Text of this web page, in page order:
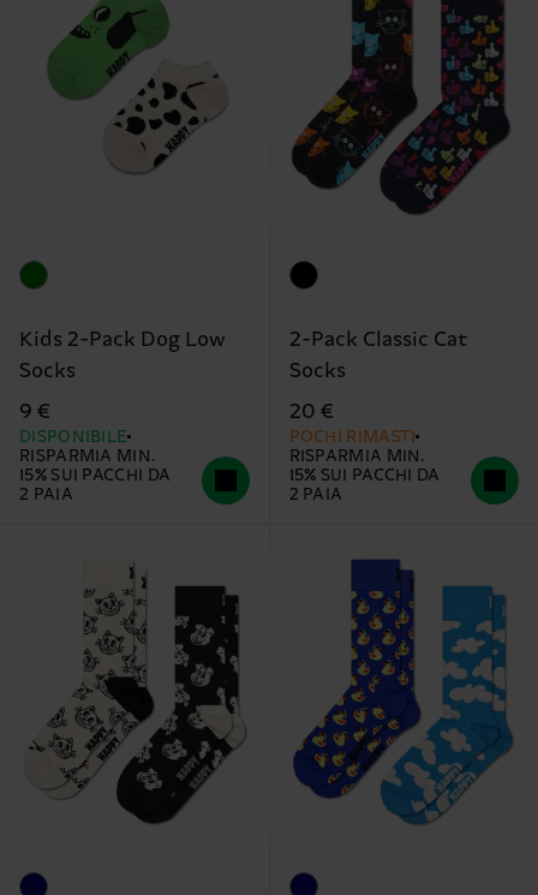
Kids 2-Pack Dog Low
Socks
9 €
DISPONIBILE
RISPARMIA MIN.
15% SUI PACCHI DA
2 PAIA
2-Pack Classic Cat
Socks
20 €
POCHI RIMASTI
RISPARMIA MIN.
15% SUI PACCHI DA
2 PAIA